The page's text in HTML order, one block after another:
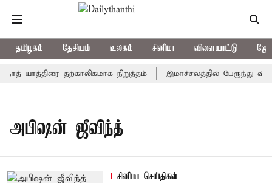
தமிழகம் தேசியம் உலகம் சினிமா விளையாட்டு
யாத்திரை தற்காலிகமாக நிறுத்தம் இமாச்சலத்தில் பேருந்து
அபிஷன் ஜீவிந்த்
சினிமா செய்திகள்